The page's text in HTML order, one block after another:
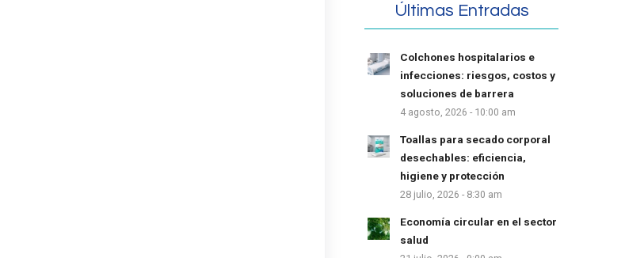
Últimas Entradas
Colchones hospitalarios e
infecciones: riesgos, costos y
soluciones de barrera
4 agosto, 2026 - 10:00 am
Toallas para secado corporal
desechables: eficiencia,
higiene y protección
28 julio, 2026 - 8:30 am
Economía circular en el sector
salud